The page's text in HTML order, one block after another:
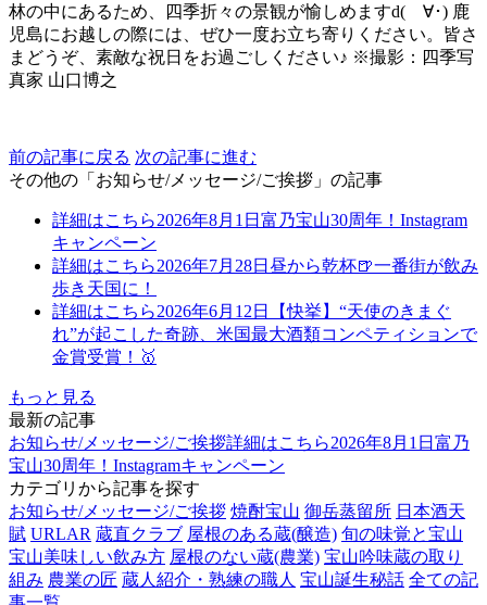
林の中にあるため、四季折々の景観が愉しめますd(ゝ∀･) 鹿
児島にお越しの際には、ぜひ一度お立ち寄りください。皆さ
まどうぞ、素敵な祝日をお過ごしください♪ ※撮影：四季写
真家 山口博之
前の記事に戻る 次の記事に進む
その他の「お知らせ/メッセージ/ご挨拶」の記事
詳細はこちら2026年8月1日 富乃宝山30周年！Instagram
キャンペーン
詳細はこちら2026年7月28日 昼から乾杯🍺一番街が飲み
歩き天国に！
詳細はこちら2026年6月12日
【快挙】“天使のきまぐ
れ”が起こした奇跡、米国最大酒類コンペティションで
金賞受賞！🥇
もっと見る
最新の記事
お知らせ/メッセージ/ご挨拶詳細はこちら2026年8月1日 富乃
宝山30周年！Instagramキャンペーン
カテゴリから記事を探す
お知らせ/メッセージ/ご挨拶 焼酎宝山 御岳蒸留所 日本酒天
賦 URLAR 蔵直クラブ 屋根のある蔵(醸造) 旬の味覚と宝山
宝山美味しい飲み方 屋根のない蔵(農業) 宝山吟味蔵の取り
組み 農業の匠 蔵人紹介・熟練の職人 宝山誕生秘話 全ての記